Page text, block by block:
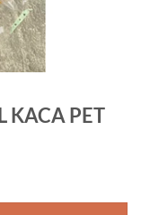
KACA PET